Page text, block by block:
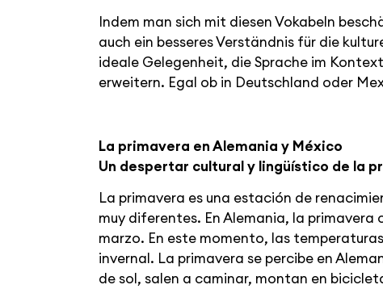
Indem man sich mit diesen Vokabeln
auch ein besseres Verständnis für die
ideale Gelegenheit, die Sprache im
erweitern. Egal ob in Deutschland oder
La primavera en Alemania y México
Un despertar cultural y lingüístico de la
La primavera es una estación de
muy diferentes. En Alemania, la
marzo. En este momento, las
invernal. La primavera se percibe en
de sol, salen a caminar, montan en